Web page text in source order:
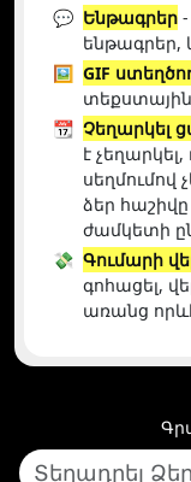
💬 Ենթագրեր
ենթագրեր,
🖼️ GIF
տեքստային
📆 Չեղարկել
է
սեղմումով
ձեր
ժամկետի
💸 Գումարի
գոհացել,
առանց